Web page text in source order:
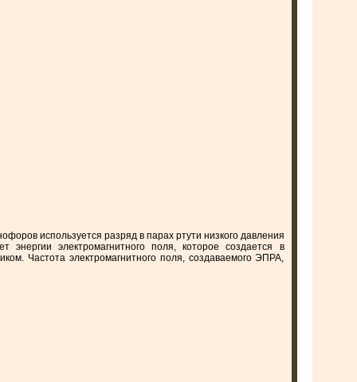
используется разряд в парах ртути низкого давления
электромагнитного поля, которое создается в
Частота электромагнитного поля, создаваемого ЭПРА,